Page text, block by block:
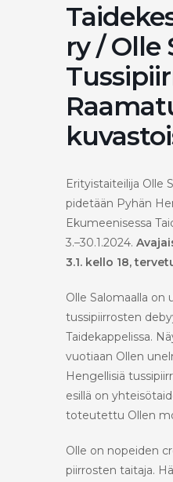
ry / Olle
Erityistaiteilija Olle
pidetään Pyhän
Ekumeenisessa
3.–30.1.2024.
3.1. kello 18,
Olle Salomaalla on
tussipiirrosten
Taidekappelissa.
vuotiaan Ollen
Hengellisiä
esillä on
toteutettu Ollen
Olle on nopeiden
piirrosten taitaja.